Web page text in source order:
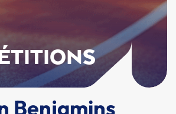
Benjamins